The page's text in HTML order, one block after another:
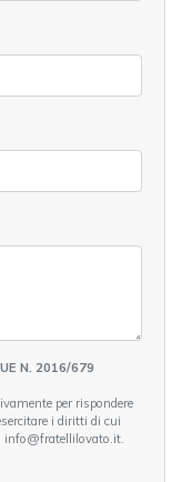
N. 2016/679
per rispondere
i diritti di cui
agli artt. 15 - 23 del GDPR scrivendo all'indirizzo info@fratellilovato.it.